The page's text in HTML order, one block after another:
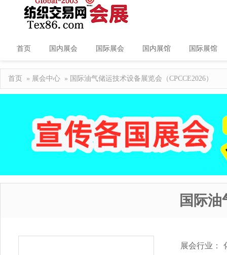
首页 国内展会 国际展会 国内展馆 国际展馆
首页 » 展会中心 » 国际油气储运技术设备展览会（CPCCE2026）
国际
展会行业：